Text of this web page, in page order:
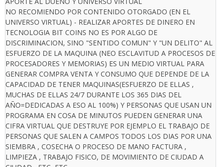
NO RECOMIENDO POR CONTENIDO OTORGADO (EN EL
UNIVERSO VIRTUAL) - REALIZAR APORTES DE DINERO EN
TECNOLOGIA BIT COINS NO ES POR ALGO DE
DISCRIMINACION, SINO "SENTIDO COMUN" Y "UN DELITO" AL
ESFUERZO DE LA MAQUINA (NEO ESCLAVITUD A PROCESOS DE
PROCESADORES Y MEMORIAS) ES UN MEDIO VIRTUAL PARA
GENERAR COMPRA VENTA Y CONSUMO QUE DEPENDE DE LA
CAPACIDAD DE TENER MAQUINAS(ESFUERZO DE ELLAS ,
MUCHAS DE ELLAS 24/7 DURANTE LOS 365 DIAS DEL
AÑO=DEDICADAS A ESO AL 100%) Y PERSONAS QUE USAN UN
PROGRAMA EN COSA DE MINUTOS PUEDEN GENERAR UNA
CIFRA VIRTUAL QUE DESTRUYE POR EJEMPLO EL TRABAJO DE
PERSONAS QUE SALEN A CAMPOS TODOS LOS DIAS POR UNA
SIEMBRA , COSECHA O PROCESO DE MANO FACTURA ,
LIMPIEZA , TRABAJO FISICO, DE MOVIMIENTO DE CIUDAD A